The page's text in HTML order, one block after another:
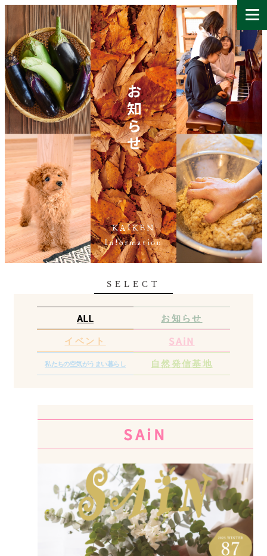
SELECT
ALL
お知らせ
イベント
SAiN
私たちの空気がうまい暮らし 自然発信基地
SAiN